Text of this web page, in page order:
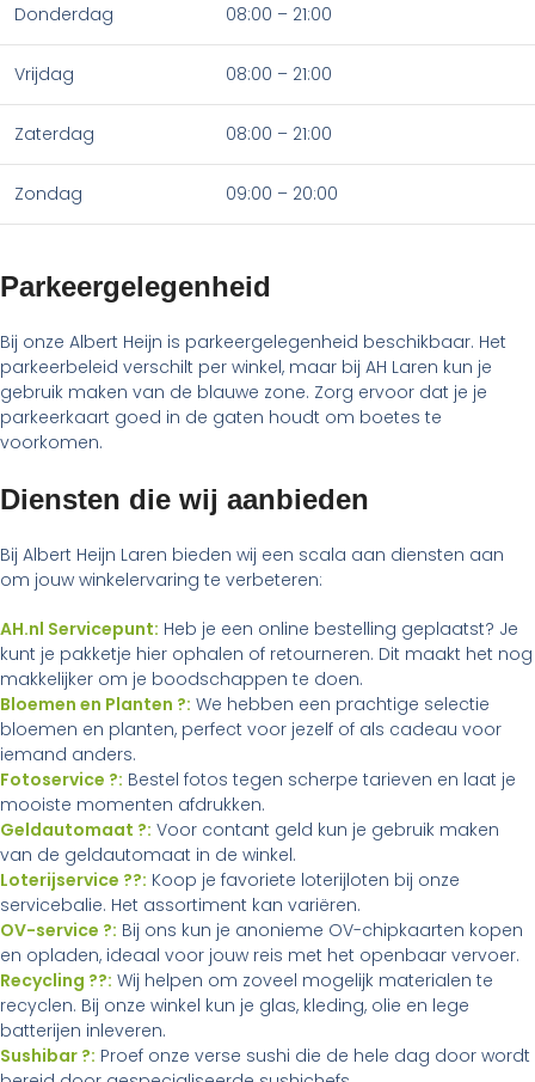
Donderdag 08:00 – 21:00
Vrijdag 08:00 – 21:00
Zaterdag 08:00 – 21:00
Zondag 09:00 – 20:00
Parkeergelegenheid
Bij onze Albert Heijn is parkeergelegenheid beschikbaar. Het
parkeerbeleid verschilt per winkel, maar bij AH Laren kun je
gebruik maken van de blauwe zone. Zorg ervoor dat je je
parkeerkaart goed in de gaten houdt om boetes te
voorkomen.
Diensten die wij aanbieden
Bij Albert Heijn Laren bieden wij een scala aan diensten aan
om jouw winkelervaring te verbeteren:
AH.nl Servicepunt: Heb je een online bestelling geplaatst? Je
kunt je pakketje hier ophalen of retourneren. Dit maakt het nog
makkelijker om je boodschappen te doen.
Bloemen en Planten ?: We hebben een prachtige selectie
bloemen en planten, perfect voor jezelf of als cadeau voor
iemand anders.
Fotoservice ?: Bestel fotos tegen scherpe tarieven en laat je
mooiste momenten afdrukken.
Geldautomaat ?: Voor contant geld kun je gebruik maken
van de geldautomaat in de winkel.
Loterijservice ??: Koop je favoriete loterijloten bij onze
servicebalie. Het assortiment kan variëren.
OV-service ?: Bij ons kun je anonieme OV-chipkaarten kopen
en opladen, ideaal voor jouw reis met het openbaar vervoer.
Recycling ??: Wij helpen om zoveel mogelijk materialen te
recyclen. Bij onze winkel kun je glas, kleding, olie en lege
batterijen inleveren.
Sushibar ?: Proef onze verse sushi die de hele dag door wordt